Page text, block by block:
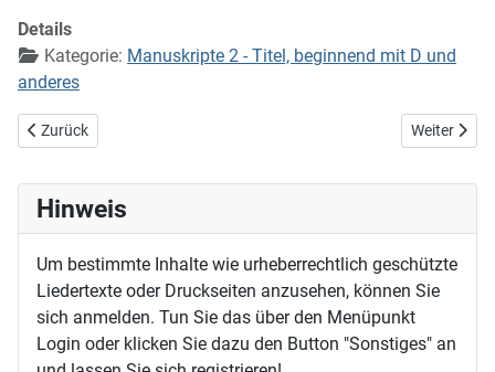
Details
Kategorie: Manuskripte 2 - Titel, beginnend mit D und
anderes
Vorheriger Beitrag: Dein Heiland ruft
Zurück Nächster
Weiter
Hinweis
Um bestimmte Inhalte wie urheberrechtlich geschützte
Liedertexte oder Druckseiten anzusehen, können Sie
sich anmelden. Tun Sie das über den Menüpunkt
Login oder klicken Sie dazu den Button "Sonstiges" an